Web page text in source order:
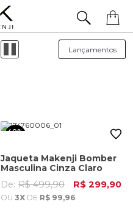
40%
Jaqueta Makenji Bomber
Masculina Cinza Claro
De: R$ 499,90 R$ 299,90
OU 3X DE R$ 99,96